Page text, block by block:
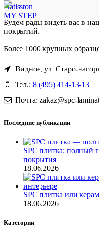
Natisston
MY STEP
Будем рады видеть вас в
покрытий.
Более 1000 крупных
Видное, ул. Старо-
Тел.: 8 (495) 414-13-13
Почта: zakaz@spc-
Последние публикации
SPC плитка: полный
покрытия
18.06.2026
SPC плитка или
18.06.2026
Категории